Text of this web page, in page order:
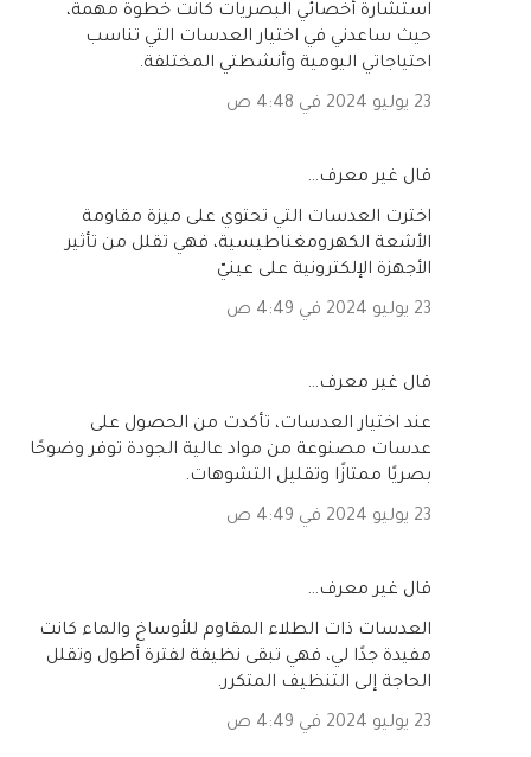
استشارة أخصائي البصريات كانت خطوة مهمة،
حيث ساعدني في اختيار العدسات التي تناسب
احتياجاتي اليومية وأنشطتي المختلفة.
23 يوليو 2024 في 4:48 ص
‏قال غير معرف…
اخترت العدسات التي تحتوي على ميزة مقاومة
الأشعة الكهرومغناطيسية، فهي تقلل من تأثير
الأجهزة الإلكترونية على عينيّ
23 يوليو 2024 في 4:49 ص
‏قال غير معرف…
عند اختيار العدسات، تأكدت من الحصول على
عدسات مصنوعة من مواد عالية الجودة توفر وضوحًا
بصريًا ممتازًا وتقليل التشوهات.
23 يوليو 2024 في 4:49 ص
‏قال غير معرف…
العدسات ذات الطلاء المقاوم للأوساخ والماء كانت
مفيدة جدًا لي، فهي تبقى نظيفة لفترة أطول وتقلل
الحاجة إلى التنظيف المتكرر.
23 يوليو 2024 في 4:49 ص